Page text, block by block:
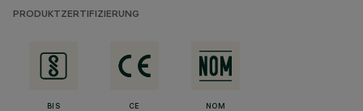
PRODUKTZERTIFIZIERUNG
BIS CE NOM